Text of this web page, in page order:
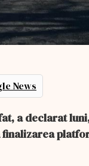
News
a declarat
finalizarea